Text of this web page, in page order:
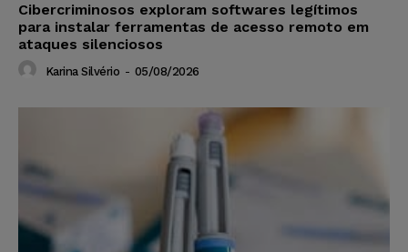
Cibercriminosos exploram softwares legítimos
para instalar ferramentas de acesso remoto em
ataques silenciosos
Karina Silvério - 05/08/2026